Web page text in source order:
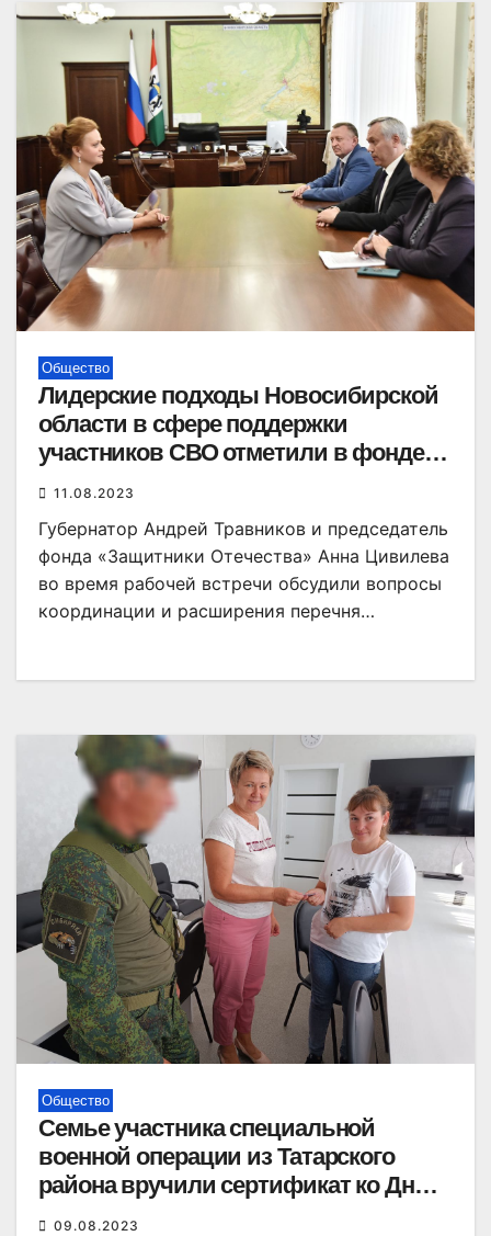
Общество
Лидерские подходы Новосибирской
области в сфере поддержки
участников СВО отметили в фонде
«Защитники Отечества»
11.08.2023
Губернатор Андрей Травников и председатель
фонда «Защитники Отечества» Анна Цивилева
во время рабочей встречи обсудили вопросы
координации и расширения перечня…
Общество
Семье участника специальной
военной операции из Татарского
района вручили сертификат ко Дню
знаний
09.08.2023